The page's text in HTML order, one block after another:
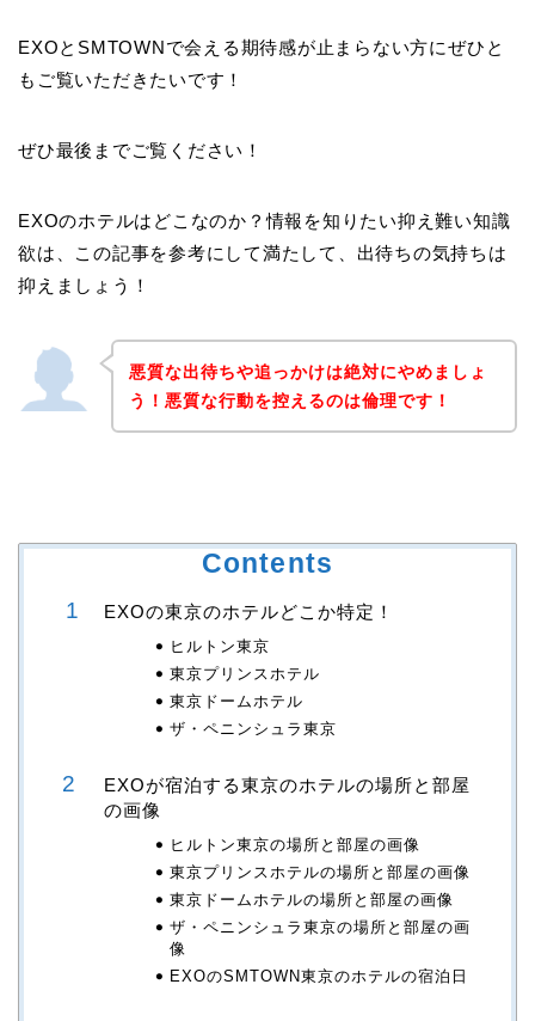
EXOとSMTOWNで会える期待感が止まらない方にぜひと
もご覧いただきたいです！
ぜひ最後までご覧ください！
EXOのホテルはどこなのか？情報を知りたい抑え難い知識
欲は、この記事を参考にして満たして、出待ちの気持ちは
抑えましょう！
悪質な出待ちや追っかけは絶対にやめましょ
う！悪質な行動を控えるのは倫理です！
Contents
EXOの東京のホテルどこか特定！
ヒルトン東京
東京プリンスホテル
東京ドームホテル
ザ・ペニンシュラ東京
EXOが宿泊する東京のホテルの場所と部屋
の画像
ヒルトン東京の場所と部屋の画像
東京プリンスホテルの場所と部屋の画像
東京ドームホテルの場所と部屋の画像
ザ・ペニンシュラ東京の場所と部屋の画
像
EXOのSMTOWN東京のホテルの宿泊日